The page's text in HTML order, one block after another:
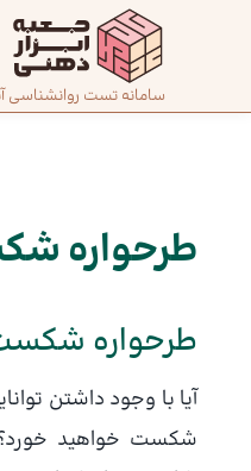
سامانه تست روانشناسی
صفحه
ما
با ما
دسته‌بندی
طرحواره
طرحواره
آیا با وجود داشتن
شکست خواهید خورد؟
پیمایش